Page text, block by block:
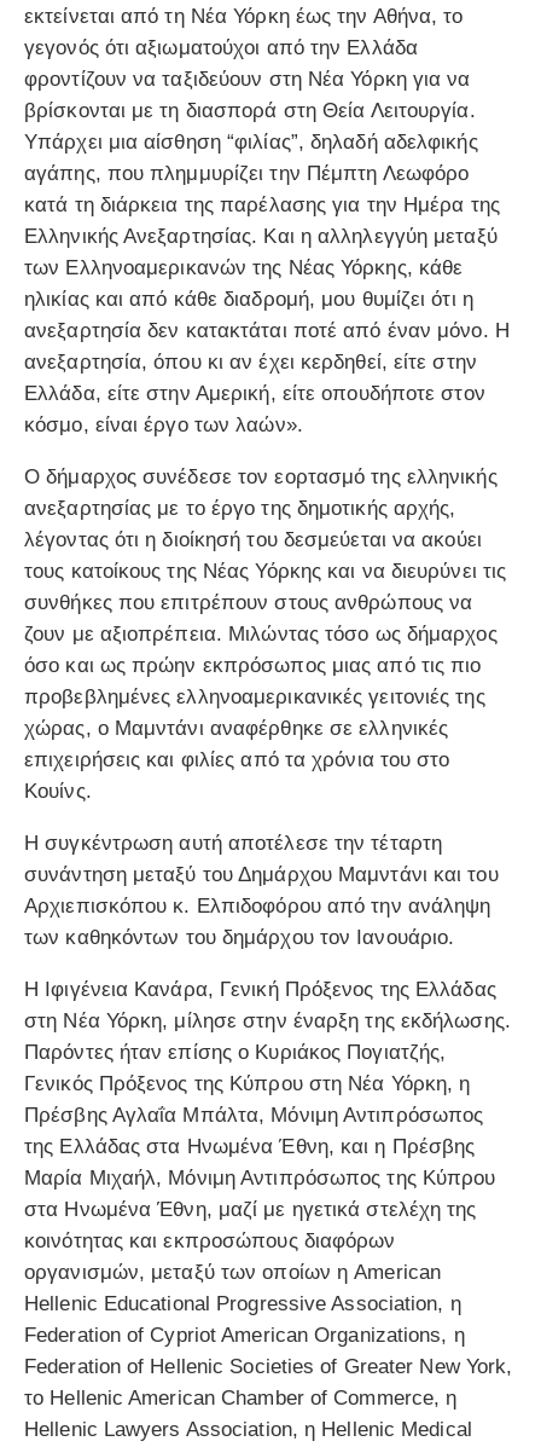
εκτείνεται από τη Νέα Υόρκη έως την Αθήνα, το
γεγονός ότι αξιωματούχοι από την Ελλάδα
φροντίζουν να ταξιδεύουν στη Νέα Υόρκη για να
βρίσκονται με τη διασπορά στη Θεία Λειτουργία.
Υπάρχει μια αίσθηση “φιλίας”, δηλαδή αδελφικής
αγάπης, που πλημμυρίζει την Πέμπτη Λεωφόρο
κατά τη διάρκεια της παρέλασης για την Ημέρα της
Ελληνικής Ανεξαρτησίας. Και η αλληλεγγύη μεταξύ
των Ελληνοαμερικανών της Νέας Υόρκης, κάθε
ηλικίας και από κάθε διαδρομή, μου θυμίζει ότι η
ανεξαρτησία δεν κατακτάται ποτέ από έναν μόνο. Η
ανεξαρτησία, όπου κι αν έχει κερδηθεί, είτε στην
Ελλάδα, είτε στην Αμερική, είτε οπουδήποτε στον
κόσμο, είναι έργο των λαών».
Ο δήμαρχος συνέδεσε τον εορτασμό της ελληνικής
ανεξαρτησίας με το έργο της δημοτικής αρχής,
λέγοντας ότι η διοίκησή του δεσμεύεται να ακούει
τους κατοίκους της Νέας Υόρκης και να διευρύνει τις
συνθήκες που επιτρέπουν στους ανθρώπους να
ζουν με αξιοπρέπεια. Μιλώντας τόσο ως δήμαρχος
όσο και ως πρώην εκπρόσωπος μιας από τις πιο
προβεβλημένες ελληνοαμερικανικές γειτονιές της
χώρας, ο Μαμντάνι αναφέρθηκε σε ελληνικές
επιχειρήσεις και φιλίες από τα χρόνια του στο
Κουίνς.
Η συγκέντρωση αυτή αποτέλεσε την τέταρτη
συνάντηση μεταξύ του Δημάρχου Μαμντάνι και του
Αρχιεπισκόπου κ. Ελπιδοφόρου από την ανάληψη
των καθηκόντων του δημάρχου τον Ιανουάριο.
Η Ιφιγένεια Κανάρα, Γενική Πρόξενος της Ελλάδας
στη Νέα Υόρκη, μίλησε στην έναρξη της εκδήλωσης.
Παρόντες ήταν επίσης ο Κυριάκος Πογιατζής,
Γενικός Πρόξενος της Κύπρου στη Νέα Υόρκη, η
Πρέσβης Αγλαΐα Μπάλτα, Μόνιμη Αντιπρόσωπος
της Ελλάδας στα Ηνωμένα Έθνη, και η Πρέσβης
Μαρία Μιχαήλ, Μόνιμη Αντιπρόσωπος της Κύπρου
στα Ηνωμένα Έθνη, μαζί με ηγετικά στελέχη της
κοινότητας και εκπροσώπους διαφόρων
οργανισμών, μεταξύ των οποίων η American
Hellenic Educational Progressive Association, η
Federation of Cypriot American Organizations, η
Federation of Hellenic Societies of Greater New York,
το Hellenic American Chamber of Commerce, η
Hellenic Lawyers Association, η Hellenic Medical